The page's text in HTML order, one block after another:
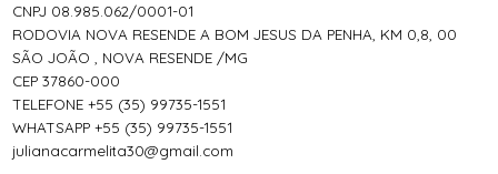
CNPJ 08.985.062/0001-01
RODOVIA NOVA RESENDE A BOM JESUS DA PENHA, KM 0,8, 00
SÃO JOÃO , NOVA RESENDE /MG
CEP 37860-000
TELEFONE +55 (35) 99735-1551
WHATSAPP +55 (35) 99735-1551
julianacarmelita30@gmail.com